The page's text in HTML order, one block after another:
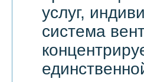
услуг,
система